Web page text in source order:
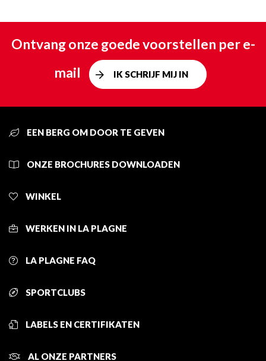
Ontvang onze goede voorstellen per e-
mail
IK SCHRIJF MIJ IN
EEN BERG OM DOOR TE GEVEN
ONZE BROCHURES DOWNLOADEN
WINKEL
WERKEN IN LA PLAGNE
LA PLAGNE FAQ
SPORTCLUBS
LABELS EN CERTIFIKATEN
AL ONZE PARTNERS